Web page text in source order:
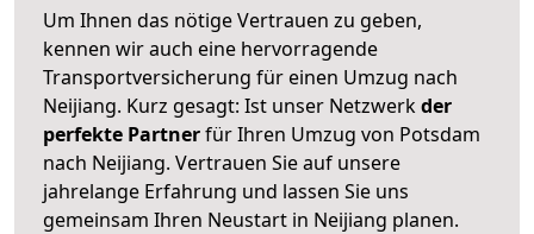
Um Ihnen das nötige Vertrauen zu geben,
kennen wir auch eine hervorragende
Transportversicherung für einen Umzug nach
Neijiang. Kurz gesagt: Ist unser Netzwerkder
perfekte Partnerfür Ihren Umzug von Potsdam
nach Neijiang. Vertrauen Sie auf unsere
jahrelange Erfahrung und lassen Sie uns
gemeinsam Ihren Neustart in Neijiang planen.